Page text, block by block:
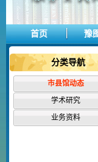
首页 豫
分类导航
市县馆动态
学术研究
业务资料